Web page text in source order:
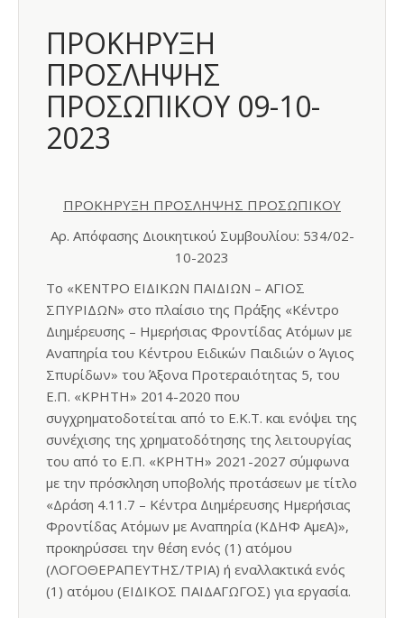
ΠΡΟΚΗΡΥΞΗ
ΠΡΟΣΛΗΨΗΣ
ΠΡΟΣΩΠΙΚΟΥ 09-10-
2023
ΠΡΟΚΗΡΥΞΗ ΠΡΟΣΛΗΨΗΣ ΠΡΟΣΩΠΙΚΟΥ
Αρ. Απόφασης Διοικητικού Συμβουλίου: 534/02-
10-2023
Το «ΚΕΝΤΡΟ ΕΙΔΙΚΩΝ ΠΑΙΔΙΩΝ – ΑΓΙΟΣ
ΣΠΥΡΙΔΩΝ» στο πλαίσιο της Πράξης «Κέντρο
Διημέρευσης – Ημερήσιας Φροντίδας Ατόμων με
Αναπηρία του Κέντρου Ειδικών Παιδιών ο Άγιος
Σπυρίδων» του Άξονα Προτεραιότητας 5, του
Ε.Π. «ΚΡΗΤΗ» 2014-2020 που
συγχρηματοδοτείται από το Ε.Κ.Τ. και ενόψει της
συνέχισης της χρηματοδότησης της λειτουργίας
του από το Ε.Π. «ΚΡΗΤΗ» 2021-2027 σύμφωνα
με την πρόσκληση υποβολής προτάσεων με τίτλο
«Δράση 4.11.7 – Κέντρα Διημέρευσης Ημερήσιας
Φροντίδας Ατόμων με Αναπηρία (ΚΔΗΦ ΑμεΑ)»,
προκηρύσσει την θέση ενός (1) ατόμου
(ΛΟΓΟΘΕΡΑΠΕΥΤΗΣ/ΤΡΙΑ) ή εναλλακτικά ενός
(1) ατόμου (ΕΙΔΙΚΟΣ ΠΑΙΔΑΓΩΓΟΣ) για εργασία.